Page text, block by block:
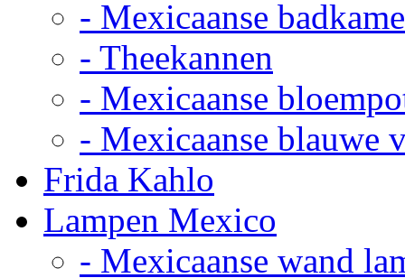
- Mexicaanse
- Theekannen
- Mexicaanse
- Mexicaanse blauwe
Frida Kahlo
Lampen Mexico
- Mexicaanse wand